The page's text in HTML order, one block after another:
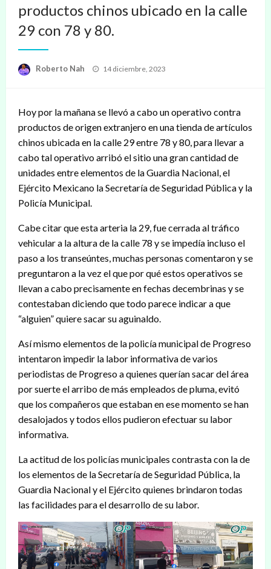
productos chinos ubicado en la calle
29 con 78 y 80.
Roberto Nah
Publicado
14 diciembre, 2023
Hoy por la mañana se llevó a cabo un operativo contra
productos de origen extranjero en una tienda de artículos
chinos ubicada en la calle 29 entre 78 y 80, para llevar a
cabo tal operativo arribó el sitio una gran cantidad de
unidades entre elementos de la Guardia Nacional, el
Ejército Mexicano la Secretaría de Seguridad Pública y la
Policía Municipal.
Cabe citar que esta arteria la 29, fue cerrada al tráfico
vehicular a la altura de la calle 78 y se impedía incluso el
paso a los transeúntes, muchas personas comentaron y se
preguntaron a la vez el que por qué estos operativos se
llevan a cabo precisamente en fechas decembrinas y se
contestaban diciendo que todo parece indicar a que
“alguien” quiere sacar su aguinaldo.
Así mismo elementos de la policía municipal de Progreso
intentaron impedir la labor informativa de varios
periodistas de Progreso a quienes querían sacar del área
por suerte el arribo de más empleados de pluma, evitó
que los compañeros que estaban en ese momento se han
desalojados y todos ellos pudieron efectuar su labor
informativa.
La actitud de los policías municipales contrasta con la de
los elementos de la Secretaría de Seguridad Pública, la
Guardia Nacional y el Ejército quienes brindaron todas
las facilidades para el desarrollo de su labor.